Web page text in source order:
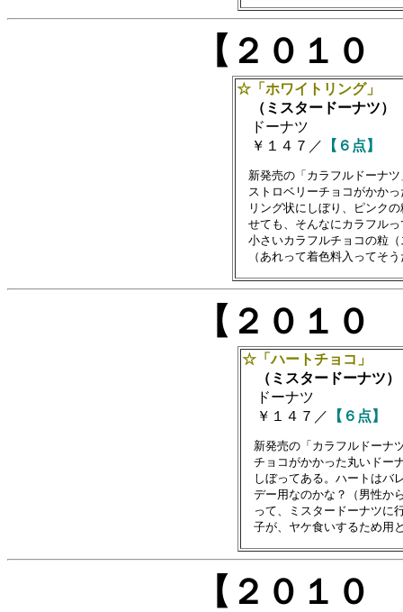
【２０１
☆「ホワイトリング」
（ミスタードーナツ）
ドーナツ
￥１４７／ 【６点】
新発売の「カラフルドーナツ
ストロベリーチョコがかか
リング状にしぼり、ピンクの
せても、そんなにカラフルっ
小さいカラフルチョコの粒（
【２０１
☆「ハートチョコ」
（ミスタードーナツ）
ドーナツ
￥１４７／
【６点】
新発売の「カラフルドーナ
チョコがかかった丸いドー
しぼってある。ハートはバ
デー用なのかな？（男性か
って、ミスタードーナツに
【２０１